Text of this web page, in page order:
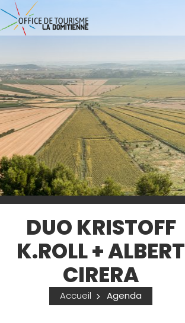
DUO KRISTOFF
K.ROLL + ALBERT
CIRERA
Accueil Agenda